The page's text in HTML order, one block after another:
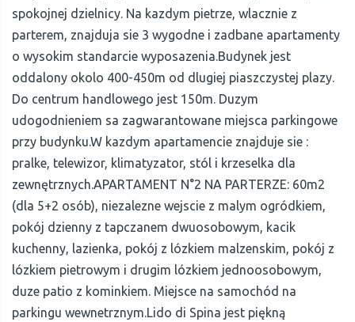
spokojnej dzielnicy. Na kazdym pietrze, wlacznie z
parterem, znajduja sie 3 wygodne i zadbane apartamenty
o wysokim standarcie wyposazenia.Budynek jest
oddalony okolo 400-450m od dlugiej piaszczystej plazy.
Do centrum handlowego jest 150m. Duzym
udogodnieniem sa zagwarantowane miejsca parkingowe
przy budynku.W kazdym apartamencie znajduje sie :
pralke, telewizor, klimatyzator, stól i krzeselka dla
zewnętrznych.APARTAMENT N°2 NA PARTERZE: 60m2
(dla 5+2 osób), niezalezne wejscie z malym ogródkiem,
pokój dzienny z tapczanem dwuosobowym, kacik
kuchenny, lazienka, pokój z lózkiem malzenskim, pokój z
lózkiem pietrowym i drugim lózkiem jednoosobowym,
duze patio z kominkiem. Miejsce na samochód na
parkingu wewnetrznym.Lido di Spina jest piękną